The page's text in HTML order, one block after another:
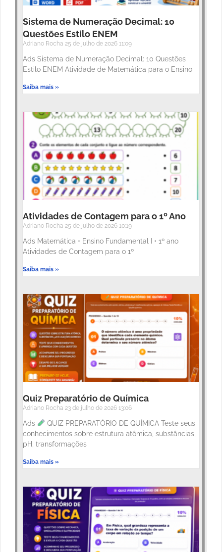
Sistema de Numeração Decimal: 10
Questões Estilo ENEM
Adriano Rocha 25 de julho de 2026 11:09
Ads Sistema de Numeração Decimal: 10 Questões
Estilo ENEM Atividade de Matemática para o Ensino
Saiba mais »
Atividades de Contagem para o 1º Ano
Adriano Rocha 25 de julho de 2026 10:19
Ads Matemática • Ensino Fundamental I • 1º ano
Atividades de Contagem para o 1º
Saiba mais »
Quiz Preparatório de Química
Adriano Rocha 23 de julho de 2026 13:06
Ads
QUIZ PREPARATÓRIO DE QUÍMICA Teste seus
conhecimentos sobre estrutura atômica, substâncias,
pH, transformações
Saiba mais »